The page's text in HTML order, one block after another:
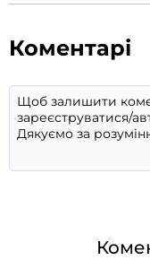
Коментарі